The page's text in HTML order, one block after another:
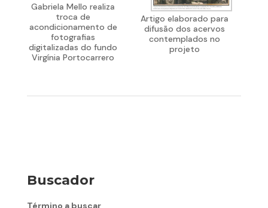
Gabriela Mello realiza
troca de
acondicionamento de
fotografias
digitalizadas do fundo
Virgínia Portocarrero
Artigo elaborado para
difusão dos acervos
contemplados no
projeto
Buscador